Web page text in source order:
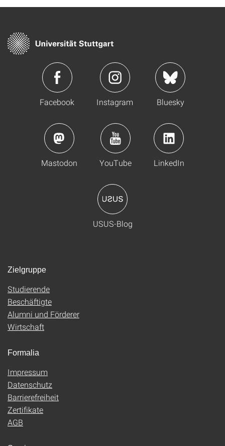
Facebook Instagram Bluesky
Mastodon YouTube LinkedIn
USUS-Blog
Zielgruppe
Studierende
Beschäftigte
Alumni und Förderer
Wirtschaft
Formalia
Impressum
Datenschutz
Barrierefreiheit
Zertifikate
AGB